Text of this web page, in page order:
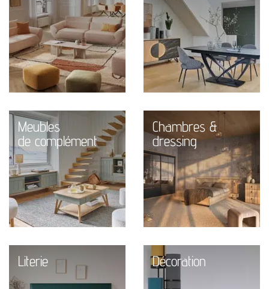
Canapés & fauteuils Séjours
Meubles
de complément
Chambres &
dressing
Literie Décoration